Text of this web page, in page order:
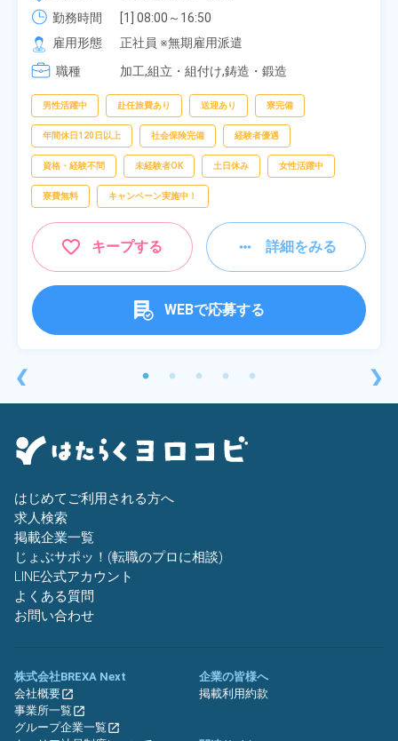
❮
勤務時間
[1] 08:00～16:50
[2] 06:25～15:10
[3] 17:05～01:50
雇用形態
正社員 ※無期雇用派遣
職種
加工,組立・組付け,鋳造・鍛造
男性活躍中 赴任旅費あり 送迎あり 寮完備
年間休日120日以上 社会保険完備 経験者優遇
資格・経験不問 未経験者OK 土日休み 女性活躍中
寮費無料 キャンペーン実施中！
キープする 詳細をみる
WEBで応募する
❯
はじめてご利用される方へ
求人検索
掲載企業一覧
じょぶサポッ！(転職のプロに相談)
LINE公式アカウント
よくある質問
お問い合わせ
株式会社BREXA Next
会社概要
事業所一覧
グループ企業一覧
企業の皆様へ
掲載利用約款